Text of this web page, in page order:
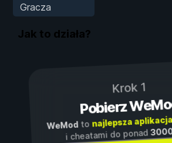
Gracza
Jak to działa?
Krok 1
Pobierz
WeModto najlepsza aplikacja
i cheatami do ponad